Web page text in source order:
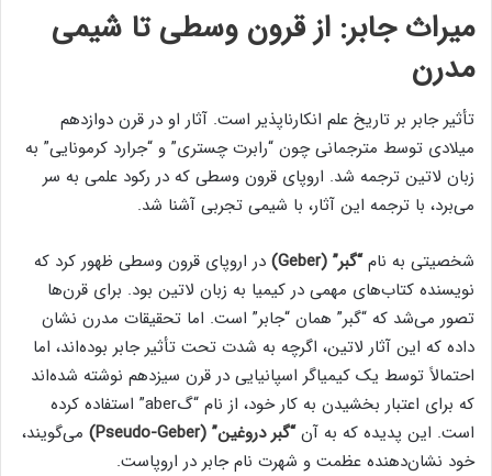
میراث جابر: از قرون وسطی تا شیمی
مدرن
تأثیر جابر بر تاریخ علم انکارناپذیر است. آثار او در قرن دوازدهم
میلادی توسط مترجمانی چون “رابرت چستری” و “جرارد کرمونایی” به
زبان لاتین ترجمه شد. اروپای قرون وسطی که در رکود علمی به سر
می‌برد، با ترجمه این آثار، با شیمی تجربی آشنا شد.
شخصیتی به نام“گبر” (Geber)
در اروپای قرون وسطی ظهور کرد که
نویسنده کتاب‌های مهمی در کیمیا به زبان لاتین بود. برای قرن‌ها
تصور می‌شد که “گبر” همان “جابر” است. اما تحقیقات مدرن نشان
داده که این آثار لاتین، اگرچه به شدت تحت تأثیر جابر بوده‌اند، اما
احتمالاً توسط یک کیمیاگر اسپانیایی در قرن سیزدهم نوشته شده‌اند
که برای اعتبار بخشیدن به کار خود، از نام “گaber” استفاده کرده
است. این پدیده که به آن“گبر دروغین” (Pseudo-Geber)
می‌گویند،
خود نشان‌دهنده عظمت و شهرت نام جابر در اروپاست.